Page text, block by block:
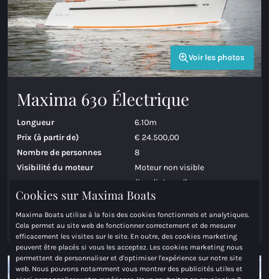
Voir les photos
Maxima 630 Électrique
Longueur
6.10m
Prix (à partir de)
€ 24.500,00
Nombre de personnes
8
Visibilité du moteur
Moteur non visible
(bun/inboard)
Voir le modèle Configurer le démarrage
Cookies sur Maxima Boats
Maxima Boats utilise à la fois des cookies fonctionnels et analytiques.
Cela permet au site web de fonctionner correctement et de mesurer
efficacement les visites sur le site. En outre, des cookies marketing
peuvent être placés si vous les acceptez. Les cookies marketing nous
permettent de personnaliser et d'optimiser l'expérience sur notre site
web. Nous pouvons notamment vous montrer des publicités utiles et